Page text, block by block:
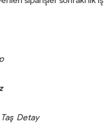
Detay